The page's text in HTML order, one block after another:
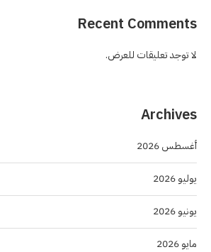
Recent Comments
لا توجد تعليقات للعرض.
Archives
أغسطس 2026
يوليو 2026
يونيو 2026
مايو 2026